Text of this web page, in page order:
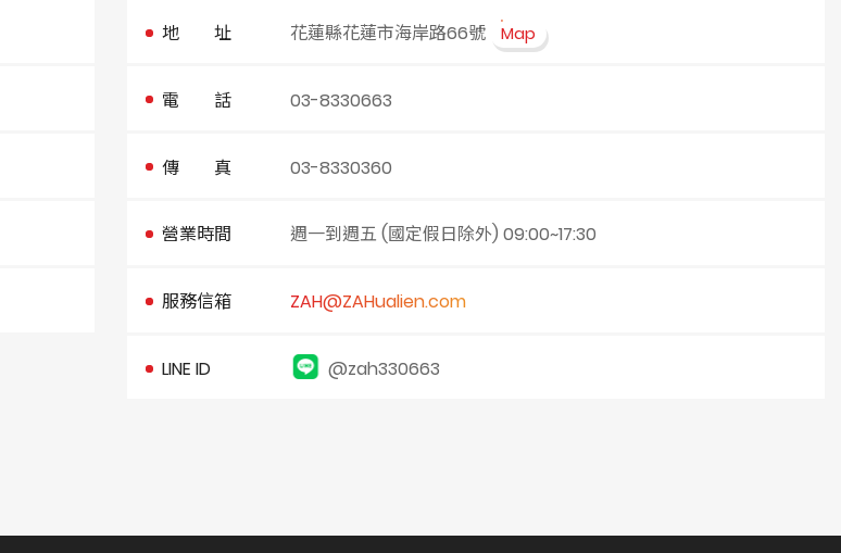
地 址 花蓮縣花蓮市海岸路66號 Map
電 話 03-8330663
傳 真 03-8330360
營業時間 週一到週五 (國定假日除外) 09:00~17:30
服務信箱 ZAH@ZAHualien.com
LINE ID @zah330663